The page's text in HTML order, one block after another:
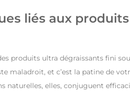
liés aux
produits ultra dégraissants fini
maladroit, et c’est la patine de
naturelles, elles, conjuguent